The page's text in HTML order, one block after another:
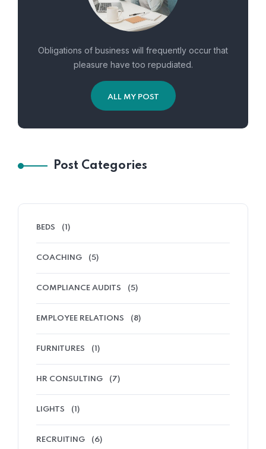
Obligations of business will frequently occur that
pleasure have too repudiated.
ALL MY POST
Post Categories
BEDS (1)
COACHING (5)
COMPLIANCE AUDITS (5)
EMPLOYEE RELATIONS (8)
FURNITURES (1)
HR CONSULTING (7)
LIGHTS (1)
RECRUITING (6)